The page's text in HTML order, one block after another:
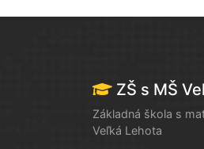
ZŠ s MŠ
Základná škola s
Veľká Lehota